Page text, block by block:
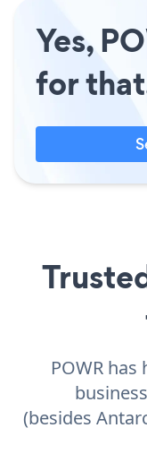
Yes,
for
POWR
(besides